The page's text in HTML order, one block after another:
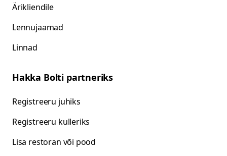
Ärikliendile
Lennujaamad
Linnad
Hakka Bolti partneriks
Registreeru juhiks
Registreeru kulleriks
Lisa restoran või pood